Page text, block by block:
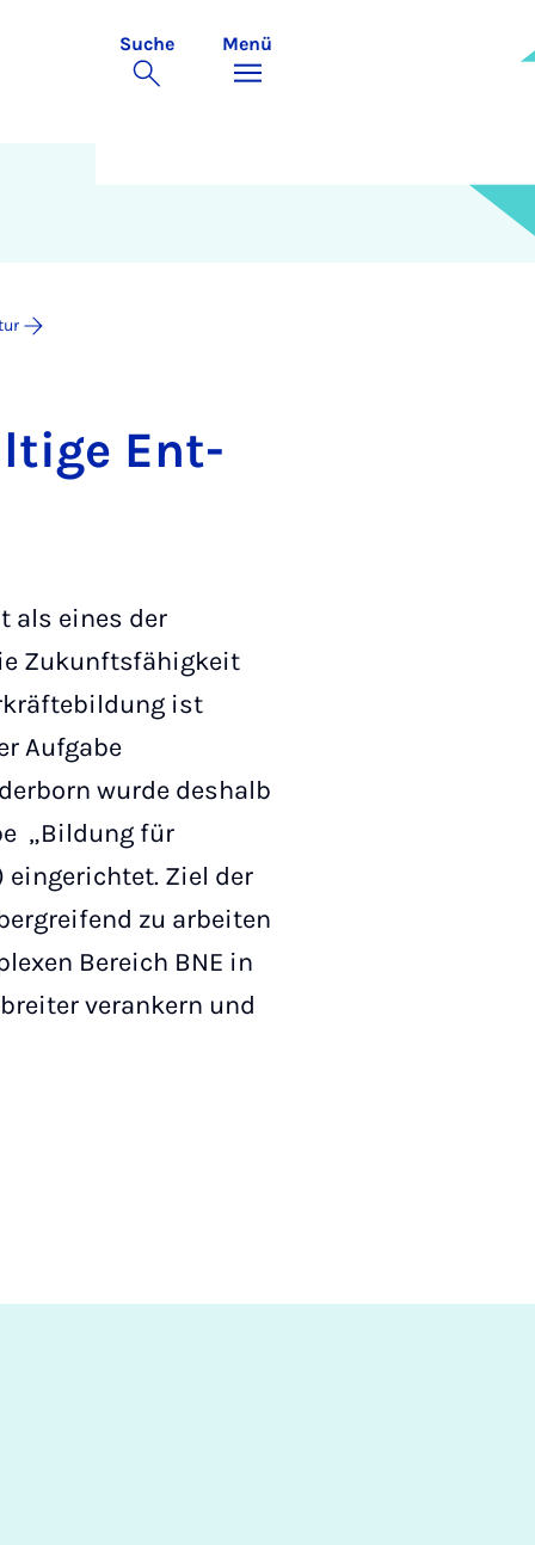
Suche Menü
Ent­
als eines der
Zukunftsfähigkeit
ist
Aufgabe
wurde deshalb
„Bildung für
eingerichtet. Ziel der
zu arbeiten
Bereich BNE in
verankern und